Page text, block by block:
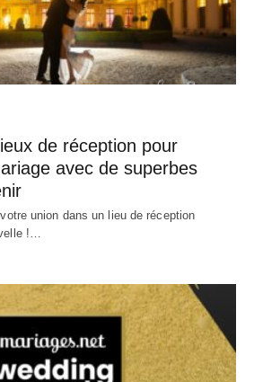
de réception pour
avec de superbes
union dans un lieu de réception
!…